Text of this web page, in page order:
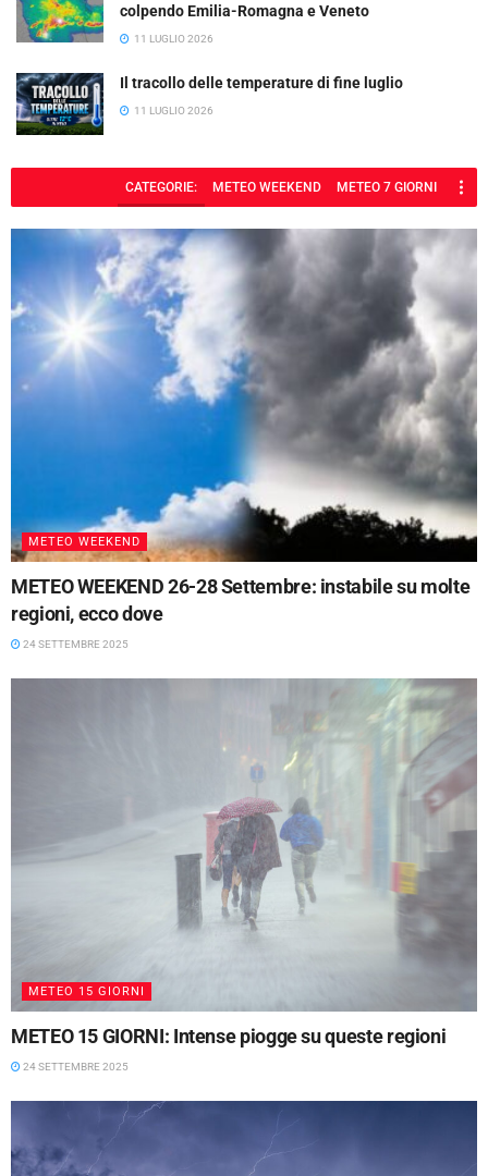
colpendo Emilia-Romagna e Veneto
11 LUGLIO 2026
Il tracollo delle temperature di fine luglio
11 LUGLIO 2026
CATEGORIE: METEO WEEKEND METEO 7 GIORNI
METEO WEEKEND
METEO WEEKEND 26-28 Settembre: instabile su molte
regioni, ecco dove
24 SETTEMBRE 2025
METEO 15 GIORNI
METEO 15 GIORNI: Intense piogge su queste regioni
24 SETTEMBRE 2025